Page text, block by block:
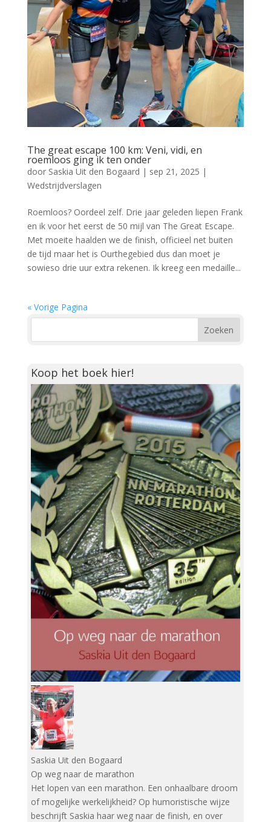
The great escape 100 km: Veni, vidi, en
roemloos ging ik ten onder
door Saskia Uit den Bogaard | sep 21, 2025 |
Wedstrijdverslagen
Roemloos? Oordeel zelf. Drie jaar geleden liepen Frank
en ik voor het eerst de 50 mijl van The Great Escape.
Met moeite haalden we de finish, officieel net buiten
de tijd maar het is Ourthegebied dus dan moet je
sowieso drie uur extra rekenen. Ik kreeg een medaille...
« Vorige Pagina
Koop het boek hier!
Saskia Uit den Bogaard
Op weg naar de marathon
Het lopen van een marathon. Een onhaalbare droom
of mogelijke werkelijkheid? Op humoristische wijze
beschrijft Saskia haar weg naar de finish, en over